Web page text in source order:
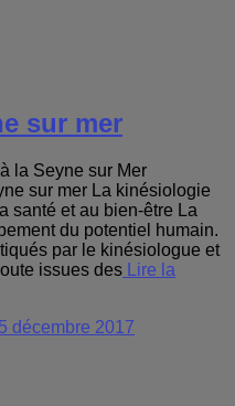
sur mer
la Seyne sur Mer
sur mer La kinésiologie
santé et au bien-être La
du potentiel humain.
par le kinésiologue et
issues des Lire la
5 décembre 2017